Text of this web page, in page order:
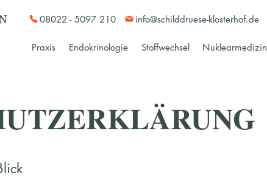
08022 - 5097 210 info@schilddruese-klosterhof.de
Praxis Endokrinologie Stoffwechsel Nuklearmedizin